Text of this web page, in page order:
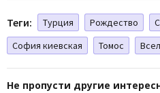
Теги: Турция Рождество
София киевская
Томос
Не пропусти другие